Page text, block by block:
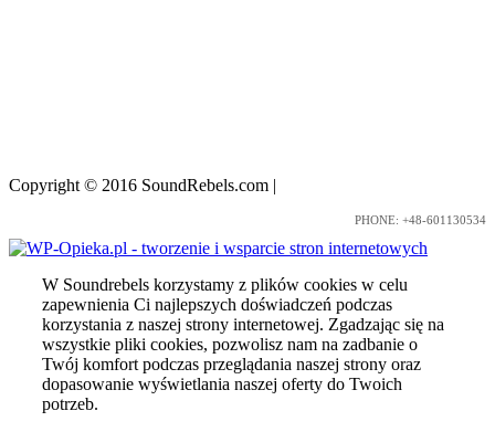
Copyright © 2016 SoundRebels.com |
PHONE: +48-601130534
W Soundrebels korzystamy z plików cookies w celu
zapewnienia Ci najlepszych doświadczeń podczas
korzystania z naszej strony internetowej. Zgadzając się na
wszystkie pliki cookies, pozwolisz nam na zadbanie o
Twój komfort podczas przeglądania naszej strony oraz
dopasowanie wyświetlania naszej oferty do Twoich
potrzeb.